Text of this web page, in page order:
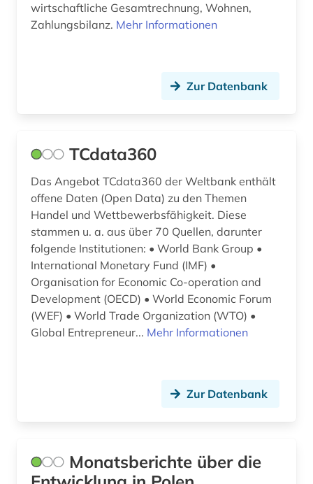
steuer (5)
studium (1)
städtebau (1)
südamerika (1)
südostasien (1)
südosteuropa (1)
tabelle (1)
tierarten (1)
wirt­schaftliche Gesamt­rechnung, Wohnen,
Zahlungs­bilanz. Mehr Informationen
Zur Datenbank
TCdata360
Das Angebot TCdata360 der Weltbank enthält
offene Daten (Open Data) zu den Themen
Handel und Wettbewerbsfähigkeit. Diese
stammen u. a. aus über 70 Quellen, darunter
folgende Institutionen: • World Bank Group •
International Monetary Fund (IMF) •
Organisation for Economic Co-operation and
Development (OECD) • World Economic Forum
(WEF) • World Trade Organization (WTO) •
Global Entrepreneur... Mehr Informationen
Zur Datenbank
Monatsberichte über die